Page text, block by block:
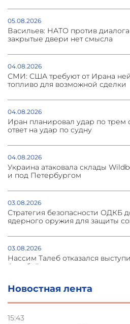
Новостная лента
15:43
05.08.2026
Васильев: НАТО против
закрытые двери нет смысла
04.08.2026
СМИ: США требуют от Ирана
топливо для возможной сделки
04.08.2026
Иран планировал удар по трем
ответ на удар по судну
04.08.2026
Украина атаковала склады
и под Петербургом
03.08.2026
Стратегия безопасности ОДКБ
ядерного оружия для защиты
03.08.2026
Нассим Талеб отказался
Азербайджане
31.07.2026
Сотрудничество и очереди –